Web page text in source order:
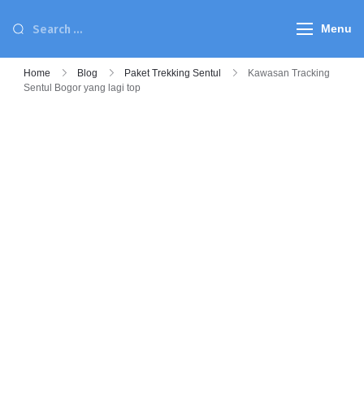
Menu
Home Blog Paket Trekking Sentul
Kawasan Tracking
Sentul Bogor yang lagi top